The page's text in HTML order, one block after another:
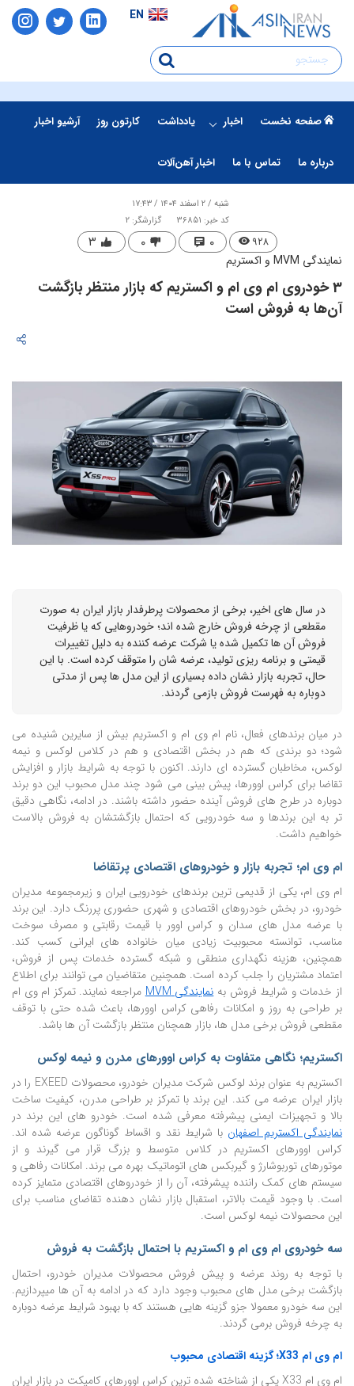
EN
صفحه نخست اخبار یادداشت کارتون روز آرشیو اخبار
درباره ما تماس با ما اخبار آهن‌آلات
شنبه / ۲ اسفند ۱۴۰۴ / ۱۷:۴۳
کد خبر: 36851
گزارشگر: 2
۹۲۸ ۰ ۰ ۳
نمایندگی MVM و اکستریم
3 خودروی ام وی ام و اکستریم که بازار منتظر بازگشت
آن‌ها به فروش است
در سال های اخیر، برخی از محصولات پرطرفدار بازار ایران به صورت
مقطعی از چرخه فروش خارج شده اند؛ خودروهایی که یا ظرفیت
فروش آن ها تکمیل شده یا شرکت عرضه کننده به دلیل تغییرات
قیمتی و برنامه ریزی تولید، عرضه شان را متوقف کرده است. با این
حال، تجربه بازار نشان داده بسیاری از این مدل ها پس از مدتی
دوباره به فهرست فروش بازمی گردند.
در میان برندهای فعال، نام ام وی ام و اکستریم بیش از سایرین شنیده می
شود؛ دو برندی که هم در بخش اقتصادی و هم در کلاس لوکس و نیمه
لوکس، مخاطبان گسترده ای دارند. اکنون با توجه به شرایط بازار و افزایش
تقاضا برای کراس اوورها، پیش بینی می شود چند مدل محبوب این دو برند
دوباره در طرح های فروش آینده حضور داشته باشند. در ادامه، نگاهی دقیق
تر به این برندها و سه خودرویی که احتمال بازگشتشان به فروش بالاست
خواهیم داشت.
ام وی ام؛ تجربه بازار و خودروهای اقتصادی پرتقاضا
ام وی ام، یکی از قدیمی ترین برندهای خودرویی ایران و زیرمجموعه مدیران
خودرو، در بخش خودروهای اقتصادی و شهری حضوری پررنگ دارد. این برند
با عرضه مدل های سدان و کراس اوور با قیمت رقابتی و مصرف سوخت
مناسب، توانسته محبوبیت زیادی میان خانواده های ایرانی کسب کند.
همچنین، هزینه نگهداری منطقی و شبکه گسترده خدمات پس از فروش،
اعتماد مشتریان را جلب کرده است. همچنین متقاضیان می توانند برای اطلاع
از خدمات و شرایط فروش بهنمایندگی MVM
مراجعه نمایند. تمرکز ام وی ام
بر طراحی به روز و امکانات رفاهی کراس اوورها، باعث شده حتی با توقف
مقطعی فروش برخی مدل ها، بازار همچنان منتظر بازگشت آن ها باشد.
اکستریم؛ نگاهی متفاوت به کراس اوورهای مدرن و نیمه لوکس
اکستریم به عنوان برند لوکس شرکت مدیران خودرو، محصولات EXEED را در
بازار ایران عرضه می کند. این برند با تمرکز بر طراحی مدرن، کیفیت ساخت
بالا و تجهیزات ایمنی پیشرفته معرفی شده است. خودرو های این برند در
نمایندگی اکستریم اصفهان با شرایط نقد و اقساط گوناگون عرضه شده اند.
کراس اوورهای اکستریم در کلاس متوسط و بزرگ قرار می گیرند و از
موتورهای توربوشارژ و گیربکس های اتوماتیک بهره می برند. امکانات رفاهی و
سیستم های کمک راننده پیشرفته، آن را از خودروهای اقتصادی متمایز کرده
است. با وجود قیمت بالاتر، استقبال بازار نشان دهنده تقاضای مناسب برای
این محصولات نیمه لوکس است.
سه خودروی ام وی ام و اکستریم با احتمال بازگشت به فروش
با توجه به روند عرضه و پیش فروش محصولات مدیران خودرو، احتمال
بازگشت برخی مدل های محبوب وجود دارد که در ادامه به آن ها میپردازیم.
این سه خودرو معمولا جزو گزینه هایی هستند که با بهبود شرایط عرضه دوباره
به چرخه فروش برمی گردند.
ام وی ام X33؛ گزینه اقتصادی محبوب
ام وی ام X33 یکی از شناخته شده ترین کراس اوورهای کامپکت در بازار ایران